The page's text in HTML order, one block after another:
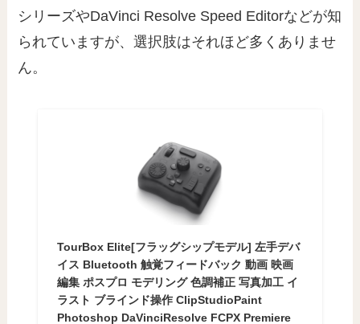
シリーズやDaVinci Resolve Speed Editorなどが知
られていますが、選択肢はそれほど多くありませ
ん。
TourBox Elite[フラッグシップモデル] 左手デバ
イス Bluetooth 触覚フィードバック 動画 映画
編集 ポスプロ モデリング 色調補正 写真加工 イ
ラスト ブラインド操作 ClipStudioPaint
Photoshop DaVinciResolve FCPX Premiere